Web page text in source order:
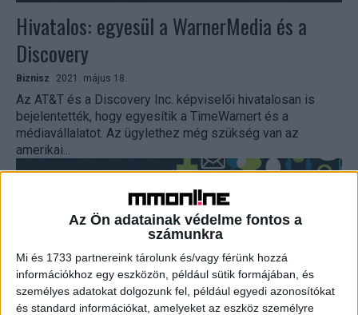
Az Ön adatainak védelme fontos a
számunkra
Mi és 1733 partnereink tárolunk és/vagy férünk hozzá
információkhoz egy eszközön, például sütik formájában, és
személyes adatokat dolgozunk fel, például egyedi azonosítókat
és standard információkat, amelyeket az eszköz személyre
Hivatalos: egyesül a WarnerMedia és a
Discovery
Biznisz 2021. május 18.
Az AT&T és a Discovery Inc. képviselői hivatalosan is
bejelentették, hogy egyesítik a TimeWarnert és a
médiavállalatot. Az ügylethez még szükség van az
amerikai...